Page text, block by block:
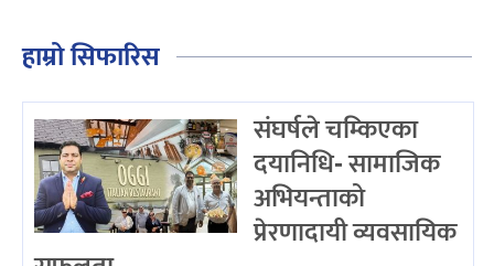
हाम्रो सिफारिस
संघर्षले चम्किएका
दयानिधि- सामाजिक
अभियन्ताको
प्रेरणादायी व्यवसायिक